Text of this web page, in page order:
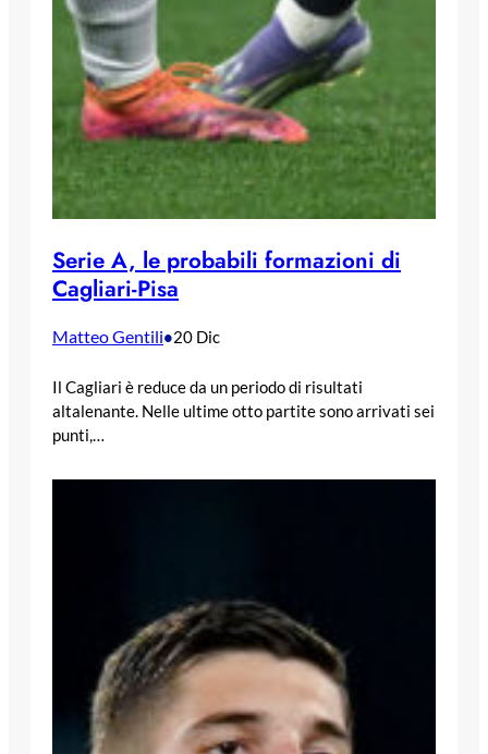
Serie A, le probabili formazioni di
Cagliari-Pisa
Matteo Gentili•20 Dic
Il Cagliari è reduce da un periodo di risultati
altalenante. Nelle ultime otto partite sono arrivati sei
punti,…